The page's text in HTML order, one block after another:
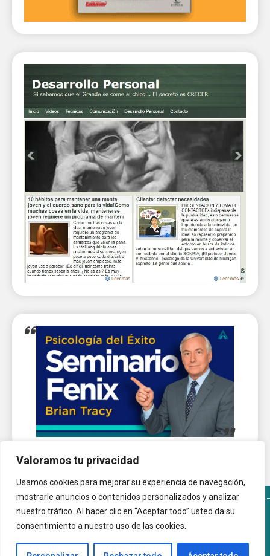
Valoramos tu privacidad
Usamos cookies para mejorar su experiencia de navegación,
mostrarle anuncios o contenidos personalizados y analizar
nuestro tráfico. Al hacer clic en “Aceptar todo” usted da su
consentimiento a nuestro uso de las cookies.
Política de Cookies